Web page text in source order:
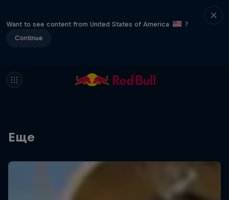
Want to see content from United States of America
?
Continue
Еще